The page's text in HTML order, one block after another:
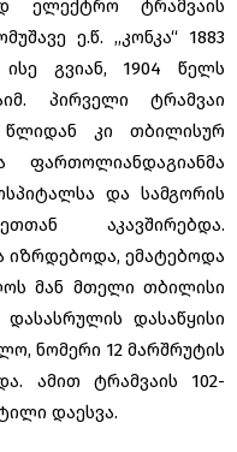
ელექტრო ტრამვაის
ე.წ. ,,კონკა“ 1883
გვიან, 1904 წელს
პირველი ტრამვაი
წლიდან კი თბილისურ
და სამგორის
აკავშირებდა.
იზრდებოდა, ემატებოდა
მან მთელი თბილისი
დასაწყისი
ნომერი 12 მარშრუტის
ამით ტრამვაის 102-
დაესვა.